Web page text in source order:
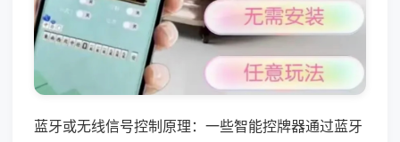
蓝牙或无线信号控制原理：一些智能控牌器通过蓝牙